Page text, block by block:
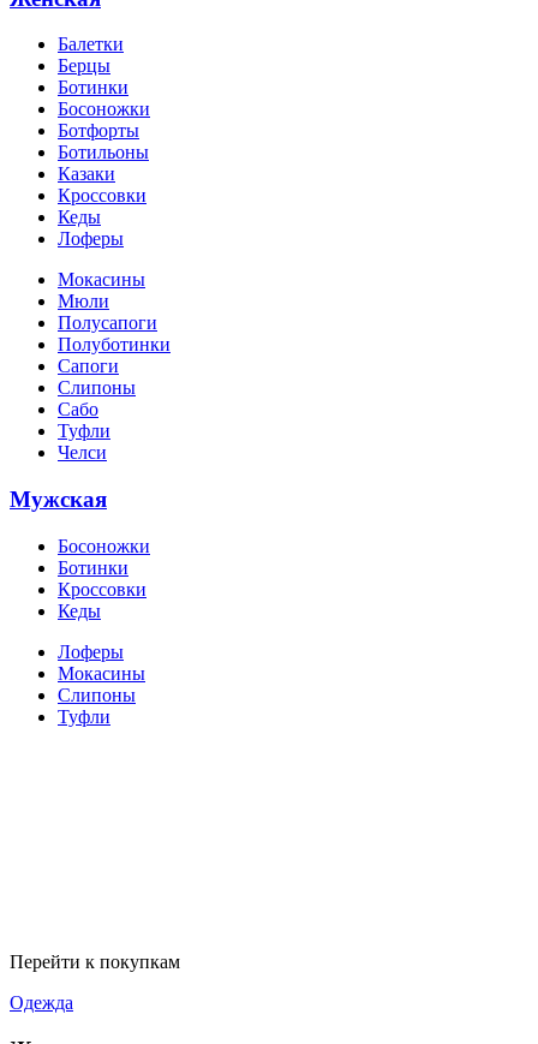
Балетки
Берцы
Ботинки
Босоножки
Ботфорты
Ботильоны
Казаки
Кроссовки
Кеды
Лоферы
Мокасины
Мюли
Полусапоги
Полуботинки
Сапоги
Слипоны
Сабо
Туфли
Челси
Мужская
Босоножки
Ботинки
Кроссовки
Кеды
Лоферы
Мокасины
Слипоны
Туфли
Перейти к покупкам
Одежда